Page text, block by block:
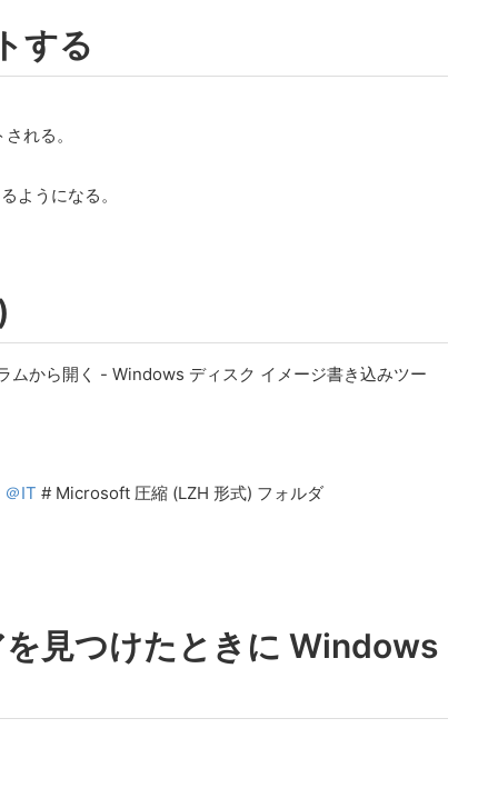
する
れる。
ようになる。
ムから開く - Windows ディスク イメージ書き込みツー
IT # Microsoft 圧縮 (LZH 形式) フォルダ
見つけたときに Windows